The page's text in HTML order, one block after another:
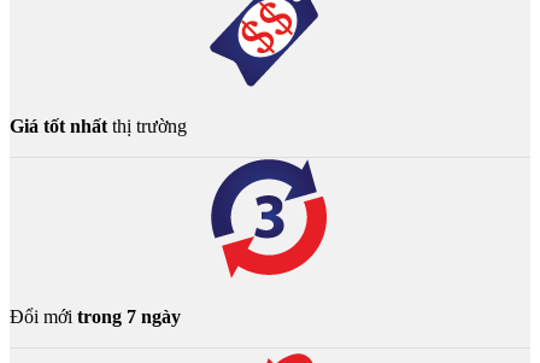
Giá tốt nhất thị trường
Đổi mới trong 7 ngày